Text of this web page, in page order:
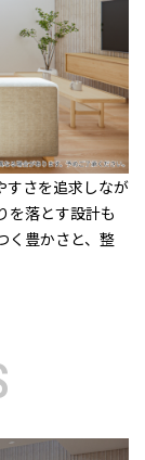
すさを追求しなが
を落とす設計も
く豊かさと、整